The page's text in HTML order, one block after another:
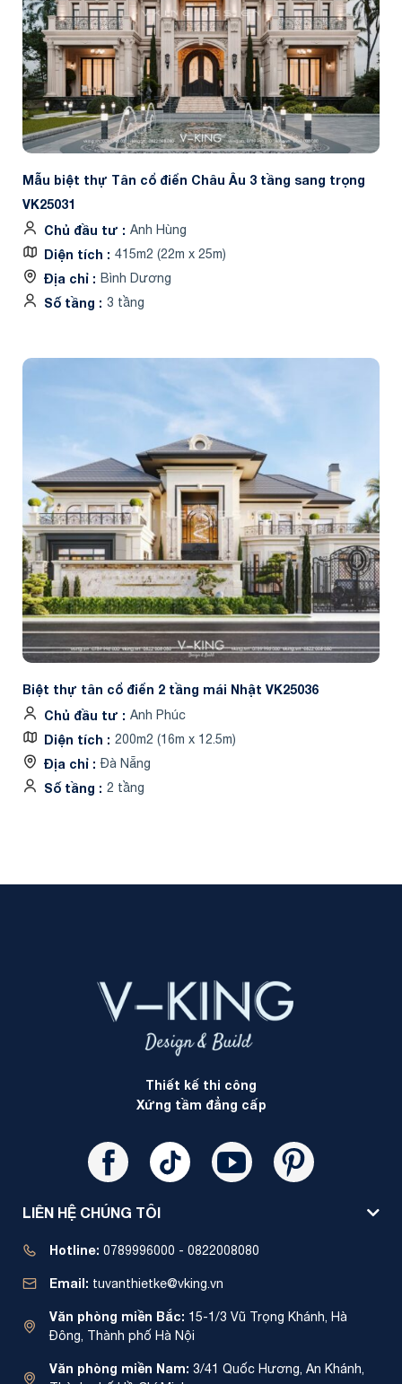
Mẫu biệt thự Tân cổ điển Châu Âu 3 tầng sang trọng
VK25031
Chủ đầu tư
Anh Hùng
Diện tích 415m2 (22m x 25m)
Địa chỉ Bình Dương
Số tầng 3 tầng
Biệt thự tân cổ điển 2 tầng mái Nhật VK25036
Chủ đầu tư
Anh Phúc
Diện tích 200m2 (16m x 12.5m)
Địa chỉ Đà Nẵng
Số tầng 2 tầng
Thiết kế thi công
Xứng tầm đẳng cấp
LIÊN HỆ CHÚNG TÔI
Hotline: 0789996000 - 0822008080
Email: tuvanthietke@vking.vn
Văn phòng miền Bắc: 15-1/3 Vũ Trọng Khánh, Hà
Đông, Thành phố Hà Nội
Văn phòng miền Nam: 3/41 Quốc Hương, An Khánh,